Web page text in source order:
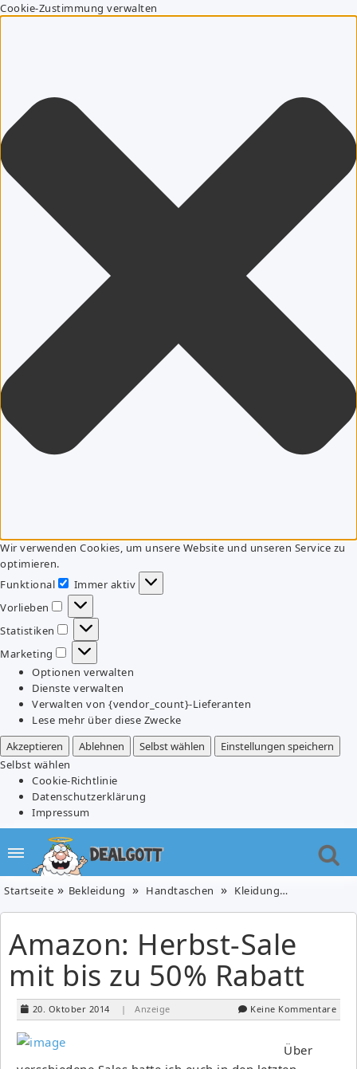
Cookie-Zustimmung verwalten
Wir verwenden Cookies, um unsere Website und unseren Service zu
optimieren.
Funktional
Funktional
Immer aktiv
Vorlieben
Vorlieben
Statistiken
Statistiken
Marketing
Marketing
Optionen verwalten
Dienste verwalten
Verwalten von {vendor_count}-Lieferanten
Lese mehr über diese Zwecke
Akzeptieren
Ablehnen Selbst wählen
Einstellungen speichern
Selbst wählen
Cookie-Richtlinie
Datenschutzerklärung
Impressum
Startseite Bekleidung Handtaschen Kleidung, Schuhe & Uhren
Amazon: Herbst-Sale
mit bis zu 50% Rabatt
20. Oktober 2014 | Anzeige Keine Kommentare
Über